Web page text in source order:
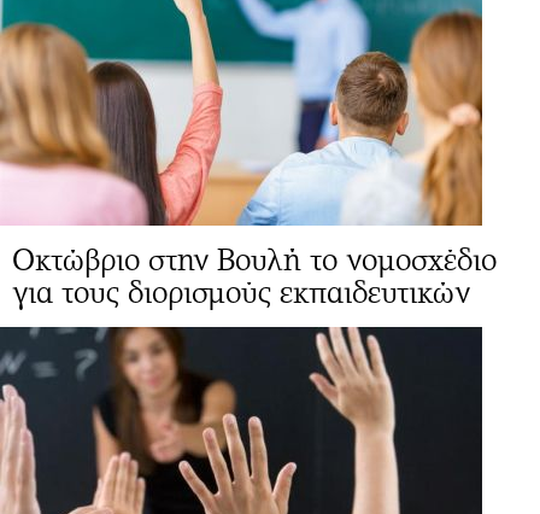
Οκτώβριο στην Βουλή το νομοσχέδιο
για τους διορισμούς εκπαιδευτικών